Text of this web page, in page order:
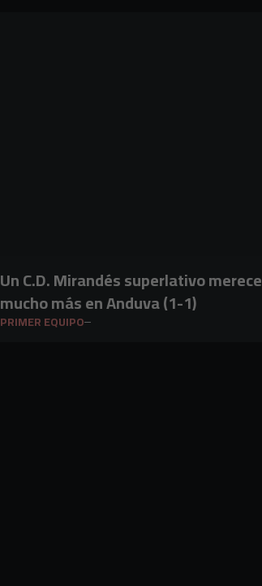
Un C.D. Mirandés superlativo merece
mucho más en Anduva (1-1)
PRIMER EQUIPO